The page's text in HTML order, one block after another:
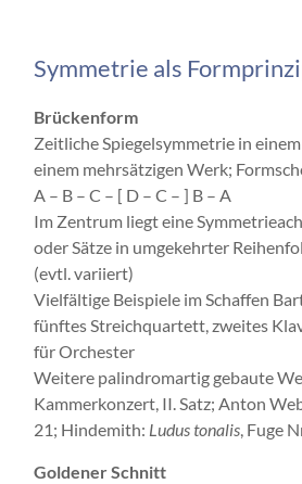
Symmetrie als
Brückenform
Zeitliche Spiegelsymmetrie in
einem mehrsätzigen Werk;
A – B – C – [ D – C – ] B – A
Im Zentrum liegt eine
oder Sätze in umgekehrter
(evtl. variiert)
Vielfältige Beispiele im Schaffen
fünftes Streichquartett, zweites
für Orchester
Weitere palindromartig gebaute
Kammerkonzert, II. Satz; Anton
21; Hindemith: Ludus tonalis, Fuge
Goldener Schnitt